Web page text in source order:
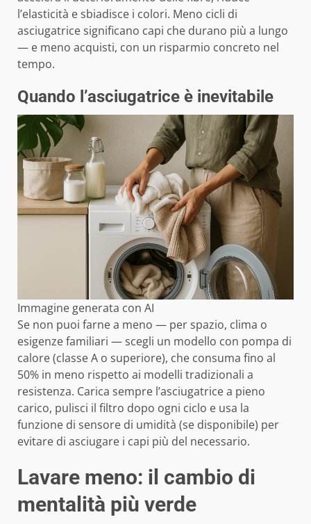
l’elasticità e sbiadisce i colori. Meno cicli di
asciugatrice significano capi che durano più a lungo
— e meno acquisti, con un risparmio concreto nel
tempo.
Quando l’asciugatrice è inevitabile
Immagine generata con AI
Se non puoi farne a meno — per spazio, clima o
esigenze familiari — scegli un modello con pompa di
calore (classe A o superiore), che consuma fino al
50% in meno rispetto ai modelli tradizionali a
resistenza. Carica sempre l’asciugatrice a pieno
carico, pulisci il filtro dopo ogni ciclo e usa la
funzione di sensore di umidità (se disponibile) per
evitare di asciugare i capi più del necessario.
Lavare meno: il cambio di
mentalità più verde